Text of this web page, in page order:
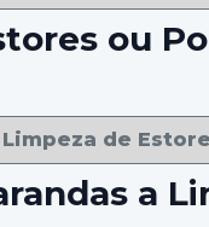
ou
a